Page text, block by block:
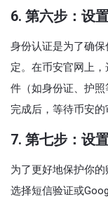
6. 第六步：设
身份认证是为了确
定。在币安官网上
件（如身份证、护照
完成后，等待币安的
7. 第七步：设
为了更好地保护你
选择短信验证或